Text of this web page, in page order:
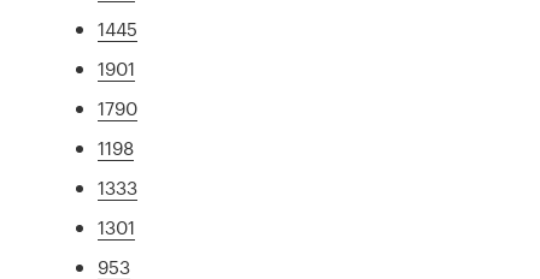
1445
1901
1790
1198
1333
1301
953